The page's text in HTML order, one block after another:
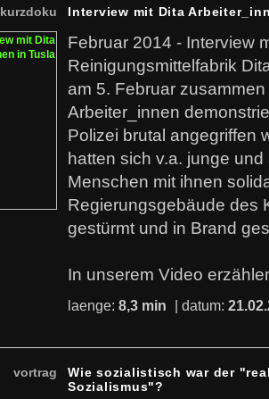
kurzdoku Interview mit Dita
Februar 2014 - Interview
Reinigungsmittelfabrik
am 5. Februar
Arbeiter_innen
Polizei brutal angegriffen
hatten sich v.a. junge
Menschen mit ihnen
Regierungsgebäude des
gestürmt und in Brand
In unserem Video
laenge: 8,3 min | datum:
vortrag
Wie sozialistisch war der
Sozialismus"?